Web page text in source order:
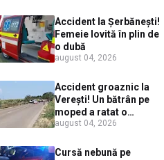
combustibil
Accident la Șerbănești!
Femeie lovită în plin de
o dubă
august 04, 2026
Accident groaznic la
Verești! Un bătrân pe
moped a ratat o
depășire și a ajuns sub
august 04, 2026
Cursă nebună pe